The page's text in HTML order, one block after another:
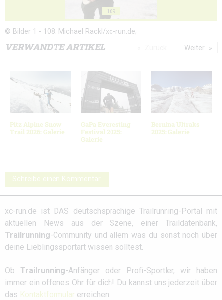
109
© Bilder 1 - 108: Michael Rackl/xc-run.de;
VERWANDTE ARTIKEL
Pitz Alpine Snow
Trail 2026: Galerie
GaPa Everesting
Festival 2025:
Galerie
Bernina Ultraks
2025: Galerie
Weiter
Schreibe einen Kommentar
xc-run.de ist DAS deutschsprachige Trailrunning-Portal mit
aktuellen News aus der Szene, einer Traildatenbank,
Trailrunning-Community und allem was du sonst noch über
deine Lieblingssportart wissen solltest.
Ob Trailrunning-Anfänger oder Profi-Sportler, wir haben
immer ein offenes Ohr für dich! Du kannst uns jederzeit über
das Kontaktformular erreichen.